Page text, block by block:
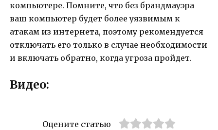
компьютере. Помните, что без брандмауэра
ваш компьютер будет более уязвимым к
атакам из интернета, поэтому рекомендуется
отключать его только в случае необходимости
и включать обратно, когда угроза пройдет.
Видео:
Оцените статью